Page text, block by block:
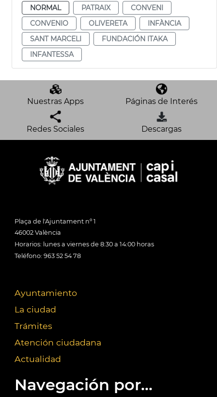
NORMAL
PATRAIX
CONVENI
CONVENIO
OLIVERETA
INFÀNCIA
SANT MARCELI
FUNDACIÓN ITAKA
INFANTESSA
Nuestras Apps Páginas de Interés
Redes Sociales Descargas
Plaça de l'Ajuntament nº 1
46002 València
Horarios: lunes a viernes de 8:30 a 14:00 horas
Teléfono: 963 52 54 78
Ayuntamiento
La ciudad
Trámites
Atención ciudadana
Actualidad
Navegación por...